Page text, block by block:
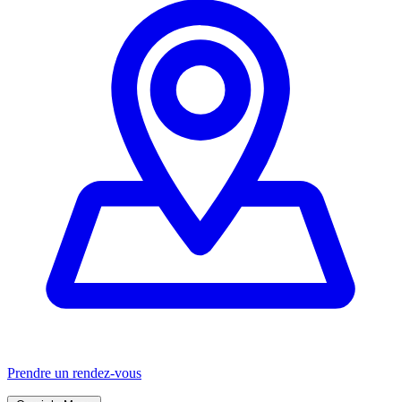
Prendre un rendez-vous